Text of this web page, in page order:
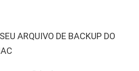
ARQUIVO DE BACKUP DO